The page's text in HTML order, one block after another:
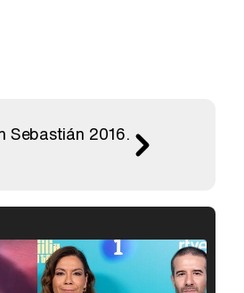
Sebastián 2016.